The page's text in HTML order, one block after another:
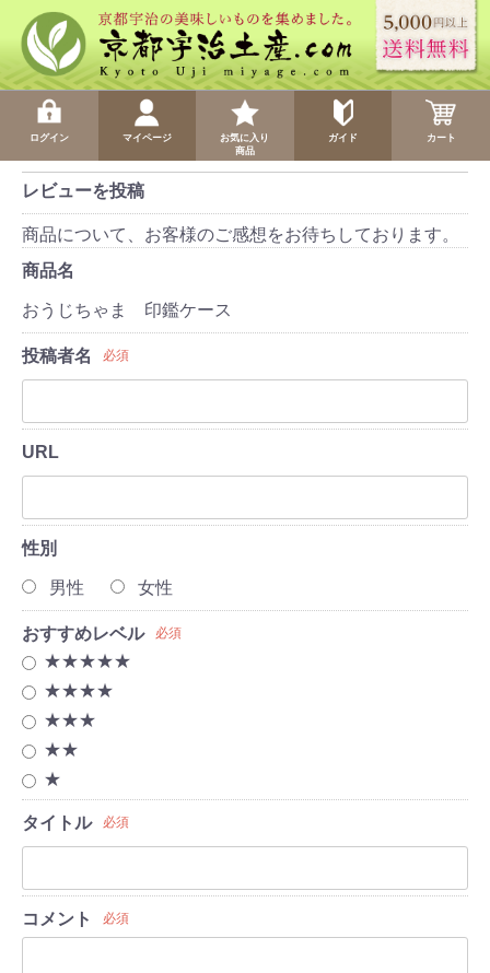
ログイン マイページ
お気に入り
商品
ガイド カート
レビューを投稿
商品について、お客様のご感想をお待ちしております。
商品名
おうじちゃま 印鑑ケース
投稿者名 必須
URL
性別
男性 女性
おすすめレベル 必須
★★★★★
★★★★
★★★
★★
★
タイトル 必須
コメント 必須